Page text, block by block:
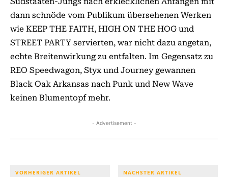
dann schnöde vom Publikum übersehenen Werken
wie KEEP THE FAITH, HIGH ON THE HOG und
STREET PARTY servierten, war nicht dazu angetan,
echte Breitenwirkung zu entfalten. Im Gegensatz zu
REO Speedwagon, Styx und Journey gewannen
Black Oak Arkansas nach Punk und New Wave
keinen Blumentopf mehr.
- Advertisement -
VORHERIGER ARTIKEL NÄCHSTER ARTIKEL